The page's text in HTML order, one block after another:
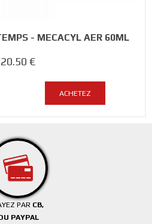
- MECACYL AER 60ML
20.50 €
ACHETEZ
PAR CB,
PAYPAL